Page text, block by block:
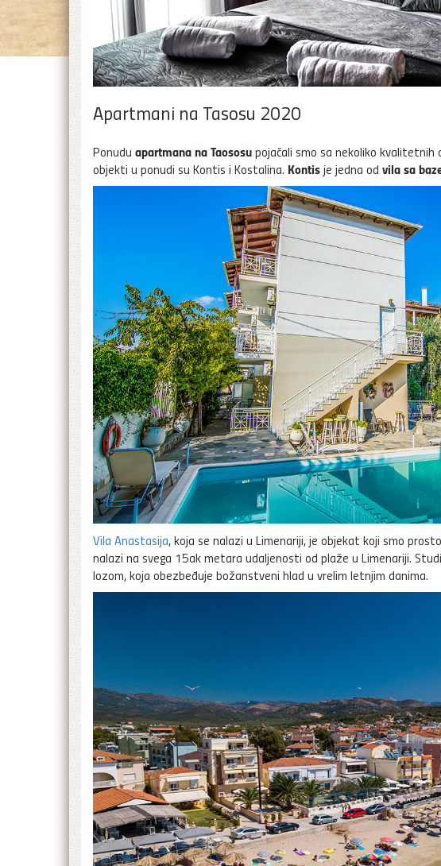
Apartmani na Tasosu 2020
Ponudu apartmana na Taososupojačali smo sa nekoliko kvalitetnih
objekti u ponudi su Kontis i Kostalina. Kontisje jedna od vila sa
Vila Anastasija, koja se nalazi u Limenariji, je objekat koji smo
nalazi na svega 15ak metara udaljenosti od plaže u Limenariji.
lozom, koja obezbeđuje božanstveni hlad u vrelim letnjim danima.